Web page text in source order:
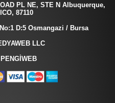
PL NE, STE N Albuquerque,
87110
D:5 Osmangazi / Bursa
LLC